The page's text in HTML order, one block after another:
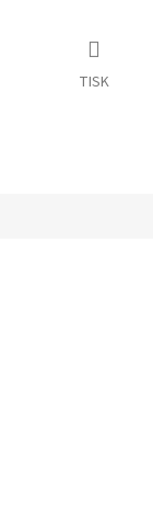
TISK